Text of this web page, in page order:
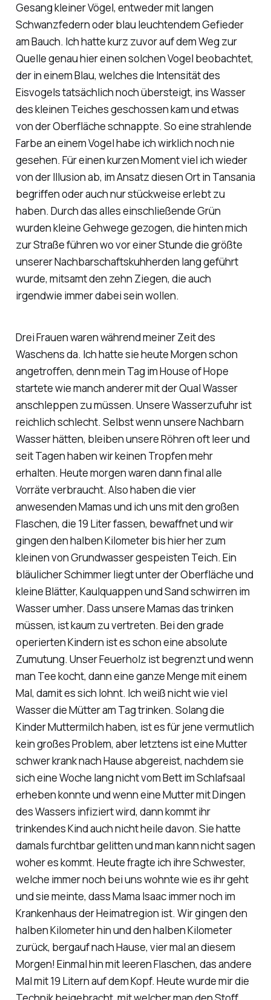
Gesang kleiner Vögel, entweder mit langen
Schwanzfedern oder blau leuchtendem Gefieder
am Bauch. Ich hatte kurz zuvor auf dem Weg zur
Quelle genau hier einen solchen Vogel beobachtet,
der in einem Blau, welches die Intensität des
Eisvogels tatsächlich noch übersteigt, ins Wasser
des kleinen Teiches geschossen kam und etwas
von der Oberfläche schnappte. So eine strahlende
Farbe an einem Vogel habe ich wirklich noch nie
gesehen. Für einen kurzen Moment viel ich wieder
von der Illusion ab, im Ansatz diesen Ort in Tansania
begriffen oder auch nur stückweise erlebt zu
haben. Durch das alles einschließende Grün
wurden kleine Gehwege gezogen, die hinten mich
zur Straße führen wo vor einer Stunde die größte
unserer Nachbarschaftskuhherden lang geführt
wurde, mitsamt den zehn Ziegen, die auch
irgendwie immer dabei sein wollen.
Drei Frauen waren während meiner Zeit des
Waschens da. Ich hatte sie heute Morgen schon
angetroffen, denn mein Tag im House of Hope
startete wie manch anderer mit der Qual Wasser
anschleppen zu müssen. Unsere Wasserzufuhr ist
reichlich schlecht. Selbst wenn unsere Nachbarn
Wasser hätten, bleiben unsere Röhren oft leer und
seit Tagen haben wir keinen Tropfen mehr
erhalten. Heute morgen waren dann final alle
Vorräte verbraucht. Also haben die vier
anwesenden Mamas und ich uns mit den großen
Flaschen, die 19 Liter fassen, bewaffnet und wir
gingen den halben Kilometer bis hier her zum
kleinen von Grundwasser gespeisten Teich. Ein
bläulicher Schimmer liegt unter der Oberfläche und
kleine Blätter, Kaulquappen und Sand schwirren im
Wasser umher. Dass unsere Mamas das trinken
müssen, ist kaum zu vertreten. Bei den grade
operierten Kindern ist es schon eine absolute
Zumutung. Unser Feuerholz ist begrenzt und wenn
man Tee kocht, dann eine ganze Menge mit einem
Mal, damit es sich lohnt. Ich weiß nicht wie viel
Wasser die Mütter am Tag trinken. Solang die
Kinder Muttermilch haben, ist es für jene vermutlich
kein großes Problem, aber letztens ist eine Mutter
schwer krank nach Hause abgereist, nachdem sie
sich eine Woche lang nicht vom Bett im Schlafsaal
erheben konnte und wenn eine Mutter mit Dingen
des Wassers infiziert wird, dann kommt ihr
trinkendes Kind auch nicht heile davon. Sie hatte
damals furchtbar gelitten und man kann nicht sagen
woher es kommt. Heute fragte ich ihre Schwester,
welche immer noch bei uns wohnte wie es ihr geht
und sie meinte, dass Mama Isaac immer noch im
Krankenhaus der Heimatregion ist. Wir gingen den
halben Kilometer hin und den halben Kilometer
zurück, bergauf nach Hause, vier mal an diesem
Morgen! Einmal hin mit leeren Flaschen, das andere
Mal mit 19 Litern auf dem Kopf. Heute wurde mir die